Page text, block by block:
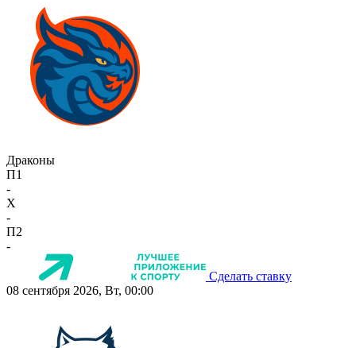
Драконы
П1
-
X
-
П2
-
Сделать ставку
08 сентября 2026, Вт, 00:00